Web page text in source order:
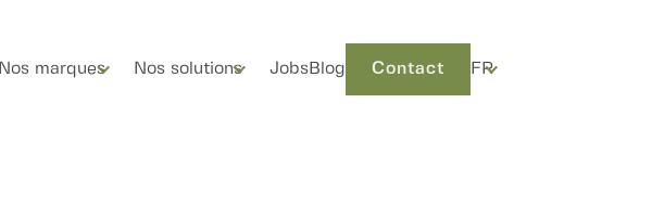
Nos marques Nos solutions Jobs Blog Contact FR